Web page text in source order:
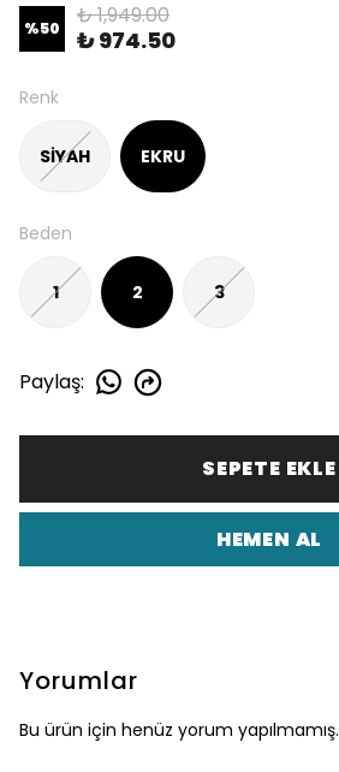
%50 ₺ 1,949.00
₺ 974.50
Renk
SİYAH EKRU
Beden
1 2 3
Paylaş:
SEPETE EKLE
HEMEN AL
Yorumlar
Bu ürün için henüz yorum yapılmamış.